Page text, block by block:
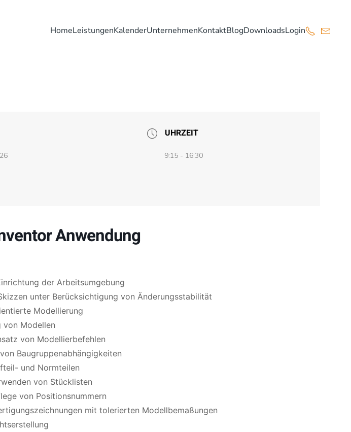
HomeLeistungenKalenderUnternehmenKontaktBlogDownloadsLogin
UHRZEIT
9:15 - 16:30
Anwendung
der Arbeitsumgebung
unter Berücksichtigung von Änderungsstabilität
Modellierung
von Modellen
von Modellierbefehlen
Baugruppenabhängigkeiten
und Normteilen
von Stücklisten
von Positionsnummern
mit tolerierten Modellbemaßungen